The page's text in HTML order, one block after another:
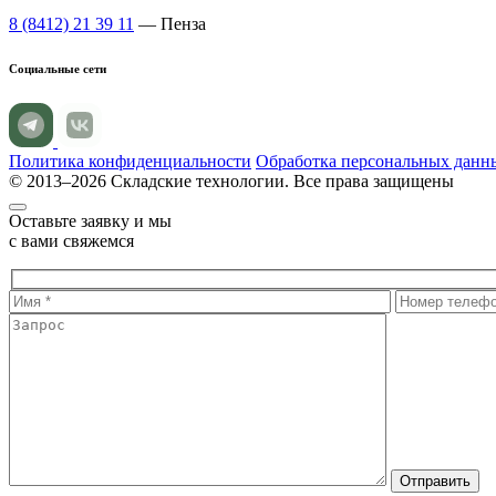
8 (8412) 21 39 11 — Пенза
Социальные сети
Политика конфиденциальности Обработка персональных
© 2013–2026 Складские технологии. Все права защищены
Оставьте заявку и мы
с вами свяжемся